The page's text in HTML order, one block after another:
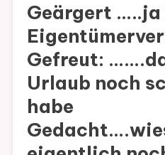
Geärgert …..ja
Gefreut:
Urlaub noch
habe